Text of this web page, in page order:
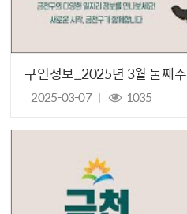
구인정보_2025년 3월 둘째주
2025-03-07 1035